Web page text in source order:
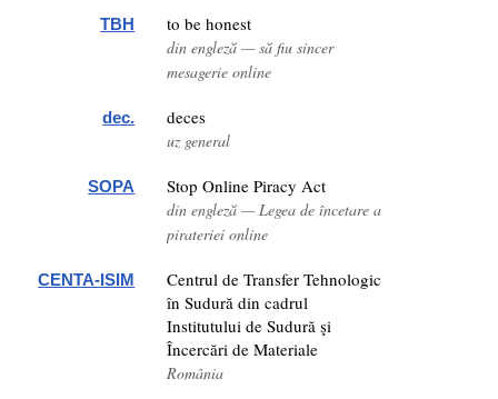
TBH to be honest
din engleză — să fiu sincer
mesagerie online
dec. deces
uz general
SOPA Stop Online Piracy Act
din engleză — Legea de încetare a
pirateriei online
CENTA-ISIM
Centrul de Transfer Tehnologic
în Sudură din cadrul
Institutului de Sudură şi
Încercări de Materiale
România